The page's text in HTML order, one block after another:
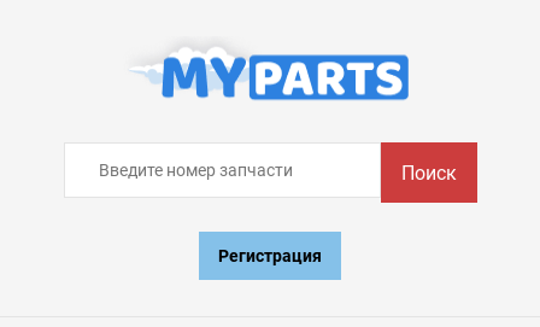
Поиск
Регистрация